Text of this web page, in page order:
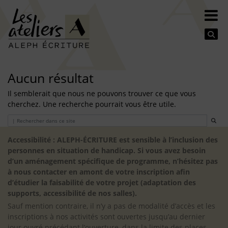
Aucun résultat
Il semblerait que nous ne pouvons trouver ce que vous
cherchez. Une recherche pourrait vous être utile.
Search
Accessibilité : ALEPH-ÉCRITURE est sensible à l’inclusion des
personnes en situation de handicap. Si vous avez besoin
d’un aménagement spécifique de programme, n’hésitez pas
à nous contacter en amont de votre inscription afin
d’étudier la faisabilité de votre projet (adaptation des
supports, accessibilité de nos salles).
Sauf mention contraire, il n’y a pas de modalité d’accès et les
inscriptions à nos activités sont ouvertes jusqu’au dernier